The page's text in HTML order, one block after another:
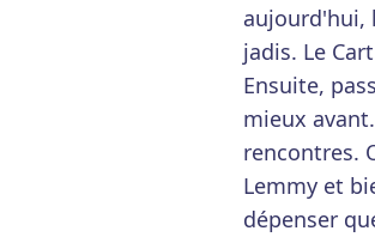
aujourd'hui,
jadis. Le
Ensuite,
mieux
rencontres.
Lemmy et
dépenser